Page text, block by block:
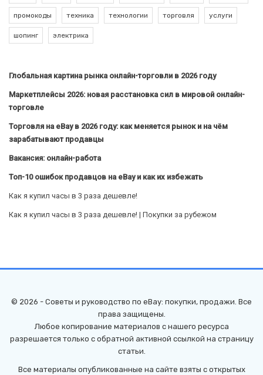
промокоды техника технологии торговля услуги
шопинг электрика
Глобальная картина рынка онлайн-торговли в 2026 году
Маркетплейсы 2026: новая расстановка сил в мировой онлайн-
торговле
Торговля на eBay в 2026 году: как меняется рынок и на чём
зарабатывают продавцы
Вакансия: онлайн-работа
Топ-10 ошибок продавцов на eBay и как их избежать
Как я купил часы в 3 раза дешевле!
Как я купил часы в 3 раза дешевле! | Покупки за рубежом
© 2026 - Советы и руководство по eBay: покупки, продажи. Все
права защищены.
Любое копирование материалов с нашего ресурса
разрешается только с обратной активной ссылкой на страницу
статьи.
Все материалы опубликованные на сайте взяты с открытых